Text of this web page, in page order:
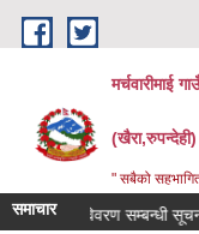
Skip to main content
मर्चवारीमाई
(खैरा,रुपन्देही)
" सबैको
समाचार
कोपोमिस विवरण सम्बन्धी सूचना..